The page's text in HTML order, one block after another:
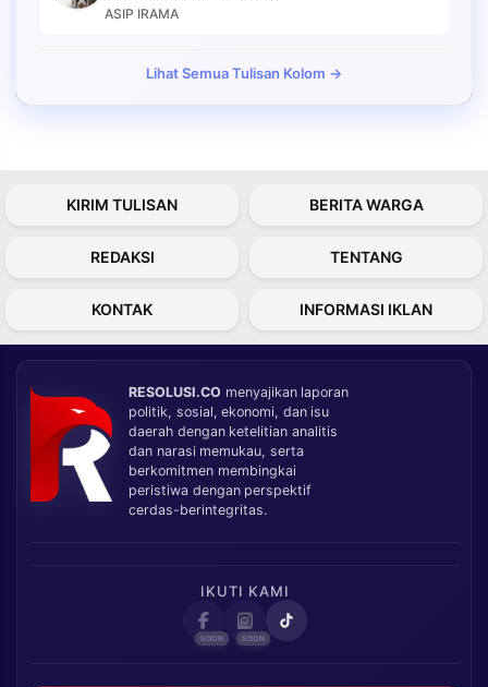
ASIP IRAMA
Lihat Semua Tulisan Kolom →
KIRIM TULISAN BERITA WARGA
REDAKSI TENTANG
KONTAK INFORMASI IKLAN
RESOLUSI.CO menyajikan laporan
politik, sosial, ekonomi, dan isu
daerah dengan ketelitian analitis
dan narasi memukau, serta
berkomitmen membingkai
peristiwa dengan perspektif
cerdas-berintegritas.
IKUTI KAMI